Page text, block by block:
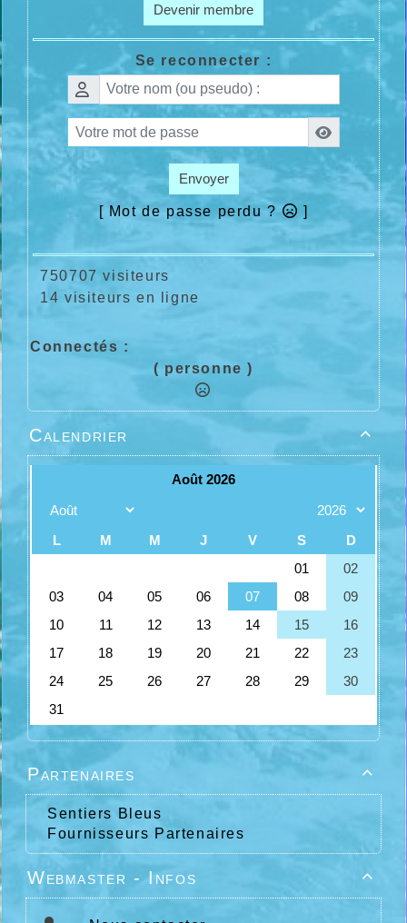
Devenir membre
Se reconnecter :
Envoyer
[ Mot de passe perdu ? ]
750707 visiteurs
14 visiteurs en ligne
Connectés :
( personne )

Calendrier

Partenaires
Sentiers Bleus
Fournisseurs Partenaires

Webmaster - Infos